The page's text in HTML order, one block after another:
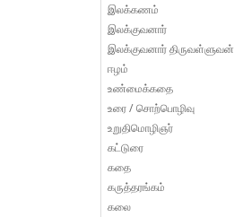
இலக்கணம்
இலக்குவனார்
இலக்குவனார் திருவள்ளுவன்
ஈழம்
உண்மைக்கதை
உரை / சொற்பொழிவு
உறுதிமொழிஞர்
கட்டுரை
கதை
கருத்தரங்கம்
கலை